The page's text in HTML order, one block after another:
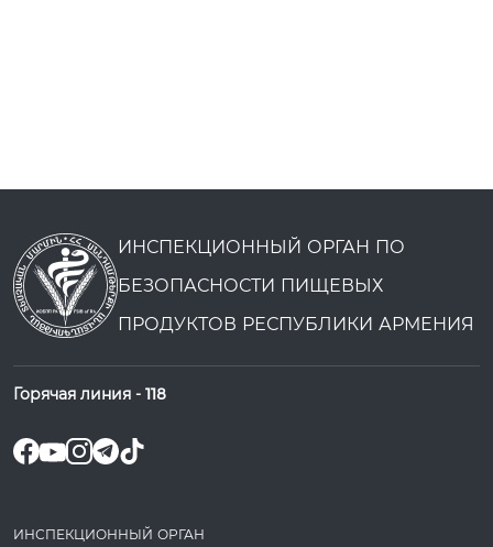
ИНСПЕКЦИОННЫЙ ОРГАН ПО
БЕЗОПАСНОСТИ ПИЩЕВЫХ
ПРОДУКТОВ РЕСПУБЛИКИ АРМЕНИЯ
Горячая линия - 118
ИНСПЕКЦИОННЫЙ ОРГАН